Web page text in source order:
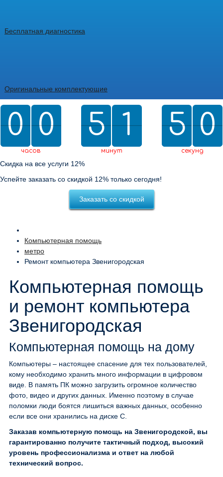
Бесплатная диагностика
Оригинальные комплектующие
0
0 0
0
часов
5
5 2
1
1
2
минут
5
4
4
5 0
9
9
0
секунд
Скидка на все услуги 12%
Успейте заказать со скидкой 12% только сегодня!
Заказать со скидкой
Компьютерная помощь
метро
Ремонт компьютера Звенигородская
Компьютерная помощь
и ремонт компьютера
Звенигородская
Компьютерная помощь на дому
Компьютеры – настоящее спасение для тех пользователей,
кому необходимо хранить много информации в цифровом
виде. В память ПК можно загрузить огромное количество
фото, видео и других данных. Именно поэтому в случае
поломки люди боятся лишиться важных данных, особенно
если все они хранились на диске С.
Заказав компьютерную помощь на Звенигородской, вы
гарантированно получите тактичный подход, высокий
уровень профессионализма и ответ на любой
технический вопрос.